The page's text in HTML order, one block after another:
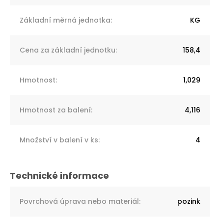
Základní měrná jednotka: KG
Cena za základní jednotku: 158,4
Hmotnost: 1,029
Hmotnost za balení: 4,116
Množství v balení v ks: 4
Povrchová úprava nebo materiál: pozink